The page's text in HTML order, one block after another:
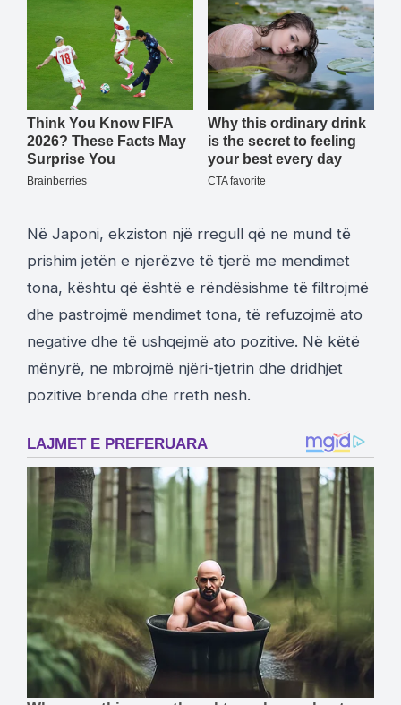
Në Japoni, ekziston një rregull që ne mund të
prishim jetën e njerëzve të tjerë me mendimet
tona, kështu që është e rëndësishme të filtrojmë
dhe pastrojmë mendimet tona, të refuzojmë ato
negative dhe të ushqejmë ato pozitive. Në këtë
mënyrë, ne mbrojmë njëri-tjetrin dhe dridhjet
pozitive brenda dhe rreth nesh.